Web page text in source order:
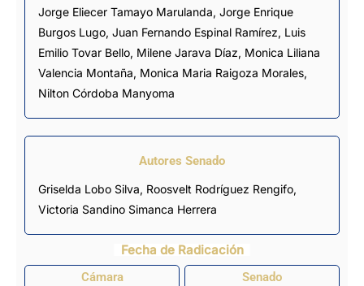
Jorge Eliecer Tamayo Marulanda, Jorge Enrique
Burgos Lugo, Juan Fernando Espinal Ramírez, Luis
Emilio Tovar Bello, Milene Jarava Díaz, Monica Liliana
Valencia Montaña, Monica Maria Raigoza Morales,
Nilton Córdoba Manyoma
Autores Senado
Griselda Lobo Silva, Roosvelt Rodríguez Rengifo,
Victoria Sandino Simanca Herrera
Fecha de Radicación
Cámara Senado